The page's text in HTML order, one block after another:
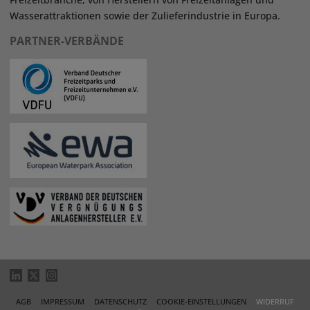
Wasserattraktionen sowie der Zulieferindustrie in Europa.
PARTNER-VERBÄNDE
AGB IMPRESSUM DATENSCHUTZ COOKIE-EINSTELLUNGEN
WIDERRUF